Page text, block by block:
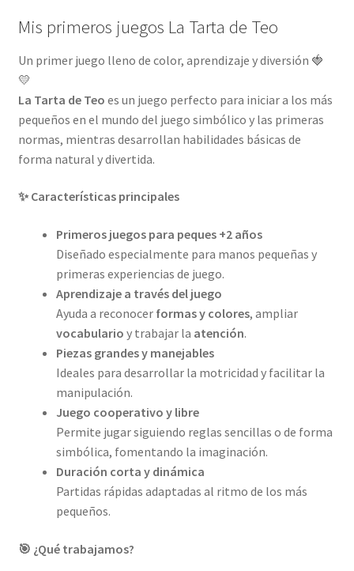
Mis primeros juegos La Tarta de Teo
Un primer juego lleno de color, aprendizaje y diversión 🍓
💛
La Tarta de Teo es un juego perfecto para iniciar a los más
pequeños en el mundo del juego simbólico y las primeras
normas, mientras desarrollan habilidades básicas de
forma natural y divertida.
✨ Características principales
Primeros juegos para peques +2 años
Diseñado especialmente para manos pequeñas y
primeras experiencias de juego.
Aprendizaje a través del juego
Ayuda a reconocer formas y colores, ampliar
vocabulario y trabajar la atención.
Piezas grandes y manejables
Ideales para desarrollar la motricidad y facilitar la
manipulación.
Juego cooperativo y libre
Permite jugar siguiendo reglas sencillas o de forma
simbólica, fomentando la imaginación.
Duración corta y dinámica
Partidas rápidas adaptadas al ritmo de los más
pequeños.
🎯 ¿Qué trabajamos?